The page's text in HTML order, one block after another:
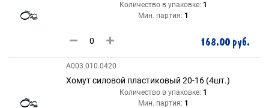
Количество в упаковке: 1
Мин. партия: 1
168.00 руб.
А003.010.0420
Хомут силовой пластиковый 20-16 (4шт.)
Количество в упаковке: 1
Мин. партия: 1